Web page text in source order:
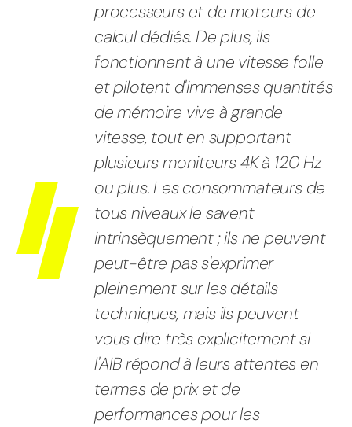
processeurs et de moteurs de
calcul dédiés. De plus, ils
fonctionnent à une vitesse folle
et pilotent d'immenses quantités
de mémoire vive à grande
vitesse, tout en supportant
plusieurs moniteurs 4K à 120 Hz
ou plus. Les consommateurs de
tous niveaux le savent
intrinsèquement ; ils ne peuvent
peut-être pas s'exprimer
pleinement sur les détails
techniques, mais ils peuvent
vous dire très explicitement si
l'AIB répond à leurs attentes en
termes de prix et de
performances pour les